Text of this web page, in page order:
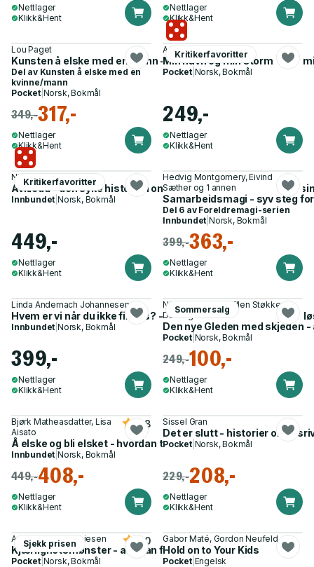
Nettlager
Klikk&Hent
Nettlager
Klikk&Hent
Lou Paget
Kunsten å elske med en mann - teknikkene som får han til å
Del av Kunsten å elske med en
kvinne/mann
Pocket| Norsk, Bokmål
349,-317,-
Nettlager
Klikk&Hent
Kritikerfavoritter
Arundhati Roy
Min havn og min storm
Pocket| Norsk, Bokmål
249,-
Nettlager
Klikk&Hent
Kritikerfavoritter
Nina Brochmann
Avkledd - den syke historien om kvinners seksualitet i
Innbundet |Norsk, Bokmål
449,-
Nettlager
Klikk&Hent
Hedvig Montgomery, Eivind
Sæther og 1 annen
Samarbeidsmagi - syv steg
Del 6 av Foreldremagi-serien
Innbundet |Norsk, Bokmål
399,-363,-
Nettlager
Klikk&Hent
Linda Andernach Johannesen
Hvem er vi når du ikke finnes? - fortellinger om ufrivillig
Innbundet |Norsk, Bokmål
399,-
Nettlager
Klikk&Hent
Sommersalg
Nina Brochmann, Ellen Støkken
Dahl og 1 annen
Den nye Gleden med skjeden
Pocket| Norsk, Bokmål
249,-100,-
Nettlager
Klikk&Hent
Bjørk Matheasdatter, Lisa
Aisato
Å elske og bli elsket - hvordan ta vare på kjærligheten?
4.8
Innbundet |Norsk, Bokmål
449,-408,-
Nettlager
Klikk&Hent
Sissel Gran
Det er slutt - historier om
Pocket| Norsk, Bokmål
229,-208,-
Nettlager
Klikk&Hent
Sjekk prisen
Anniken Lien Mathiesen
Kjærlighetsmønster - alle kan finne ekte kjærlighet
5.0
Pocket| Norsk, Bokmål
Gabor Maté, Gordon Neufeld
Hold on to Your Kids
Pocket| Engelsk